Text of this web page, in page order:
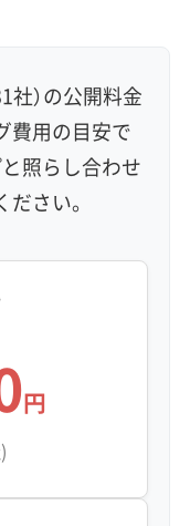
社）の公開料金
費用の目安で
照らし合わせ
さい。
円